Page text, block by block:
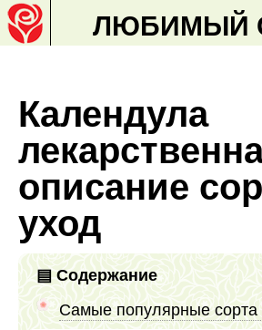
ЛЮБИМЫЙ
Календула
описание
уход
Содержание
Самые популярные сорта